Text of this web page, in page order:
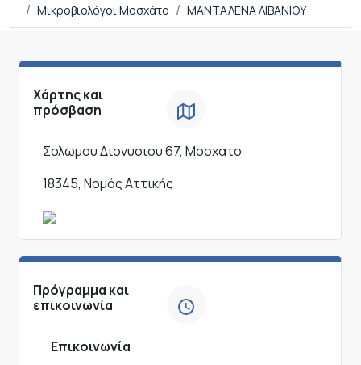
Μικροβιολόγοι Μοσχάτο
ΜΑΝΤΑΛΕΝΑ ΛΙΒΑΝΙΟΥ
Χάρτης και
πρόσβαση
Σολωμου Διονυσιου 67, Μοσχατο
18345, Νομός Αττικής
Πρόγραμμα και
επικοινωνία
Επικοινωνία